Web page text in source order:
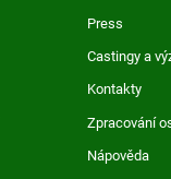
Press
Castingy a
Kontakty
Zpracování
Nápověda